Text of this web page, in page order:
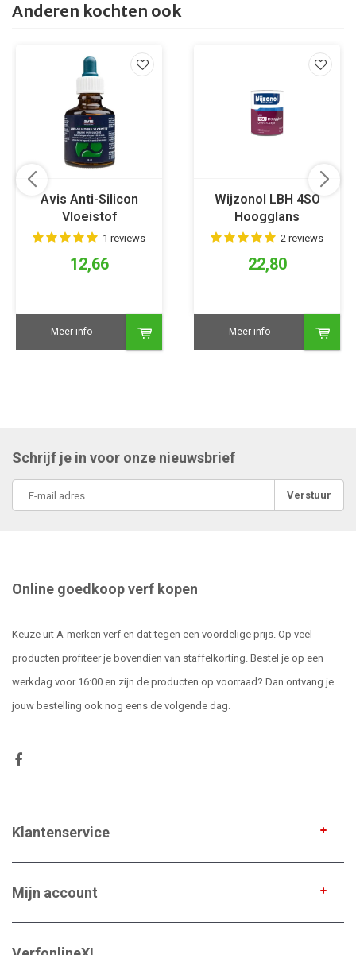
Anderen kochten ook
Avis Anti-Silicon
Vloeistof
1 reviews
12,66
Meer info
Wijzonol LBH 4SO
Hoogglans
2 reviews
22,80
Meer info
Schrijf je in voor onze nieuwsbrief
Verstuur
Online goedkoop verf kopen
Keuze uit A-merken verf en dat tegen een voordelige prijs. Op veel
producten profiteer je bovendien van staffelkorting. Bestel je op een
werkdag voor 16:00 en zijn de producten op voorraad? Dan ontvang je
jouw bestelling ook nog eens de volgende dag.
Klantenservice
Mijn account